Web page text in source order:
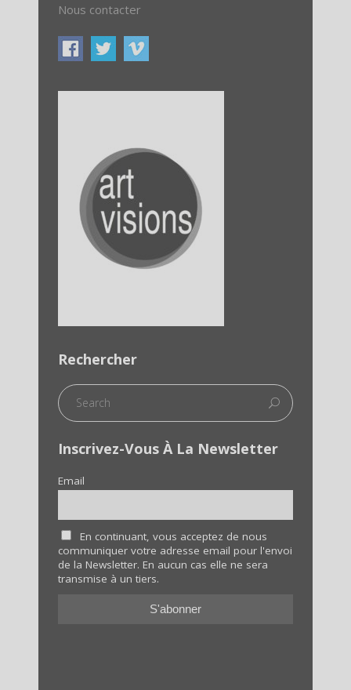
Nous contacter
Rechercher
Inscrivez-Vous À La Newsletter
Email
En continuant, vous acceptez de nous
communiquer votre adresse email pour l'envoi
de la Newsletter. En aucun cas elle ne sera
transmise à un tiers.